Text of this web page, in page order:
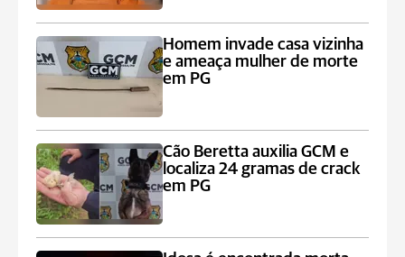
Homem invade casa vizinha
e ameaça mulher de morte
em PG
Cão Beretta auxilia GCM e
localiza 24 gramas de crack
em PG